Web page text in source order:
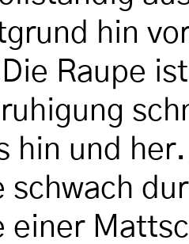
hin
Raupe
hin und
schwach
einer